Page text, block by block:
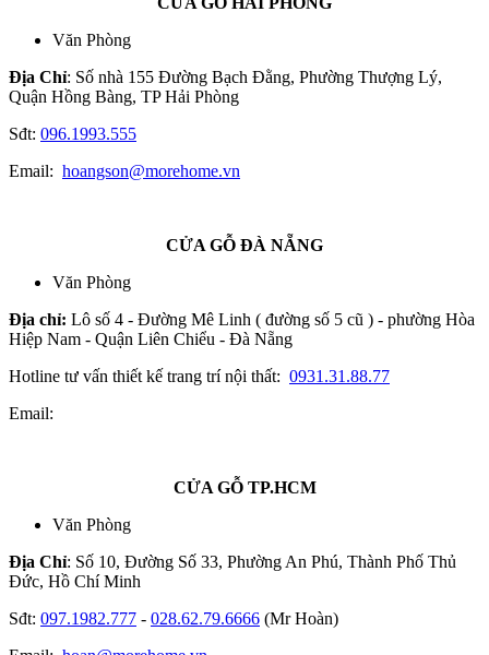
Văn Phòng
Địa Chỉ: Số nhà 155 Đường Bạch Đằng, Phường Thượng Lý,
Quận Hồng Bàng, TP Hải Phòng
Sđt: 096.1993.555
Email: hoangson@morehome.vn
CỬA GỖ ĐÀ NẴNG
Văn Phòng
Địa chỉ: Lô số 4 - Đường Mê Linh ( đường số 5 cũ ) - phường Hòa
Hiệp Nam - Quận Liên Chiểu - Đà Nẵng
Hotline tư vấn thiết kế trang trí nội thất: 0931.31.88.77
Email:
CỬA GỖ TP.HCM
Văn Phòng
Địa Chỉ: Số 10, Đường Số 33, Phường An Phú, Thành Phố Thủ
Đức, Hồ Chí Minh
Sđt: 097.1982.777 - 028.62.79.6666 (Mr Hoàn)